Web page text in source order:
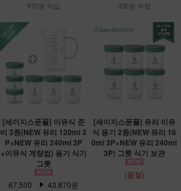
970원 적립 330원 적립
[세이지스푼풀] 이유식 준
비 3종(NEW 유리 120ml 3
P+NEW 유리 240ml 3P
+이유식 계량컵) 용기 식기
그릇
67,500 43,870원
[세이지스푼풀] 유리 이유
식 용기 2종(NEW 유리 18
0ml 3P+NEW 유리 240ml
3P) 그릇 식기 보관
(품절)